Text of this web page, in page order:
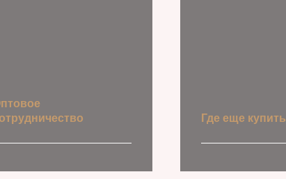
Где еще купить